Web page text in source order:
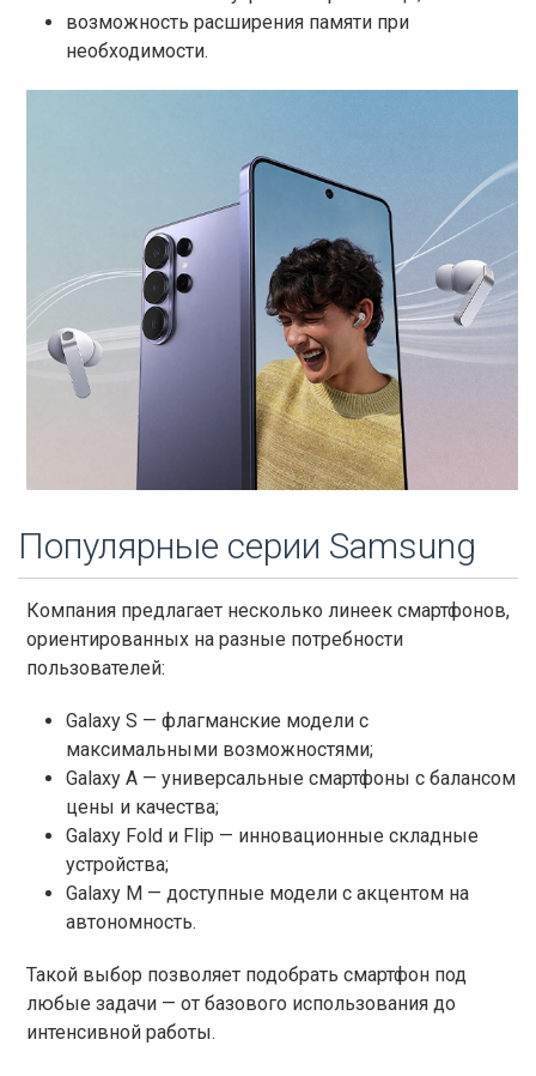
возможность расширения памяти при
необходимости.
Популярные серии Samsung
Компания предлагает несколько линеек смартфонов,
ориентированных на разные потребности
пользователей:
Galaxy S — флагманские модели с
максимальными возможностями;
Galaxy A — универсальные смартфоны с балансом
цены и качества;
Galaxy Fold и Flip — инновационные складные
устройства;
Galaxy M — доступные модели с акцентом на
автономность.
Такой выбор позволяет подобрать смартфон под
любые задачи — от базового использования до
интенсивной работы.